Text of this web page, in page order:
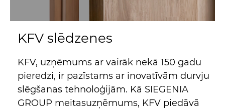
KFV slēdzenes
KFV, uzņēmums ar vairāk nekā 150 gadu
pieredzi, ir pazīstams ar inovatīvām durvju
slēgšanas tehnoloģijām. Kā SIEGENIA
GROUP meitasuzņēmums, KFV piedāvā